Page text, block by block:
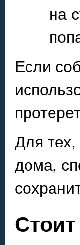
на
Если
Для тех,
дома,